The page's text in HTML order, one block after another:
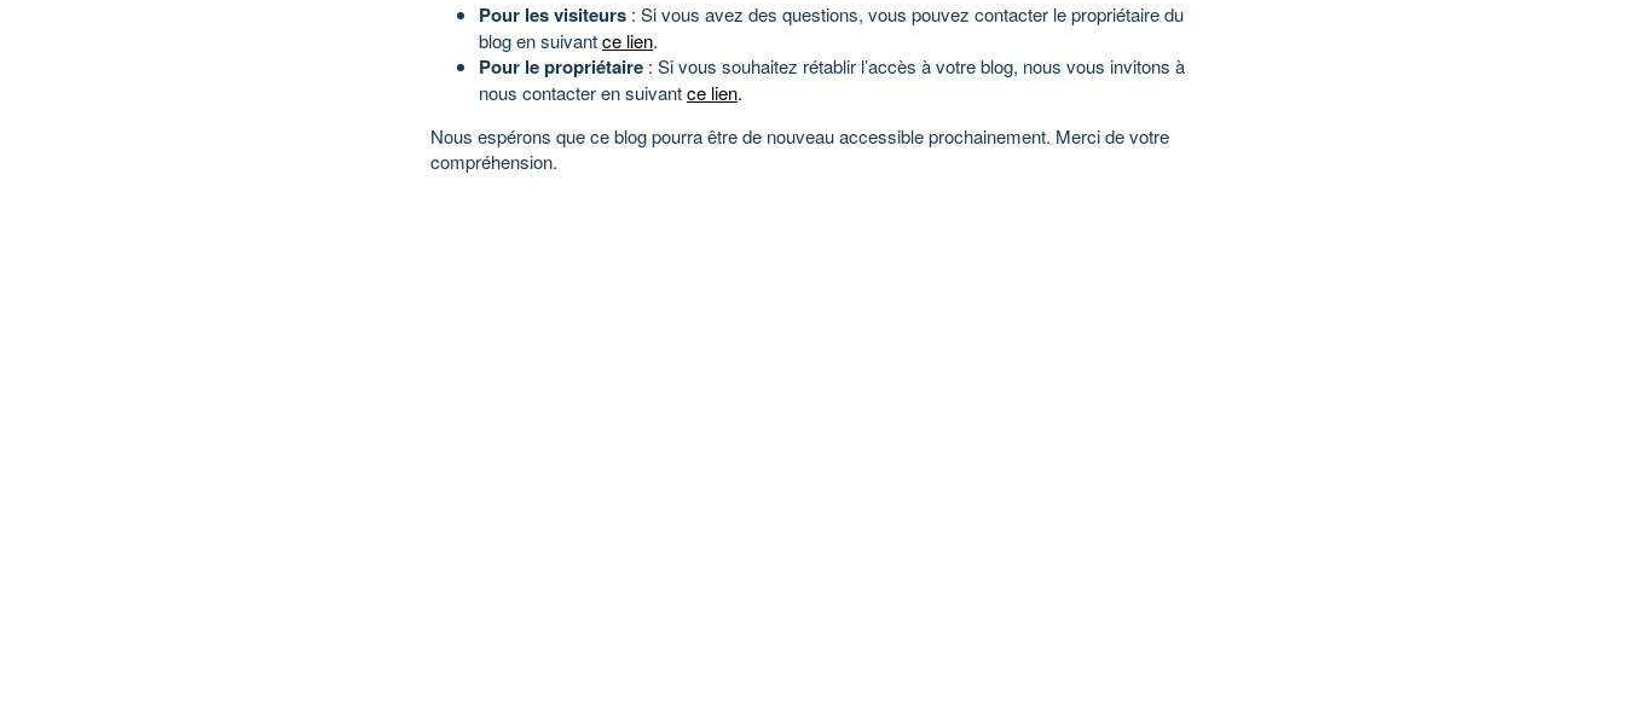
Pour les visiteurs : Si vous avez des questions, vous pouvez contacter le propriétaire du
blog en suivantce lien.
Pour le propriétaire : Si vous souhaitez rétablir l’accès à votre blog, nous vous invitons à
nous contacter en suivantce lien.
Nous espérons que ce blog pourra être de nouveau accessible prochainement. Merci de votre
compréhension.